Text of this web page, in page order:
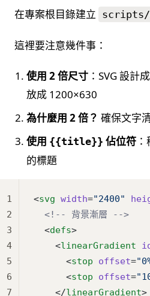
在專案根目錄建立 scripts/
這裡要注意幾件事：
使用 2 倍尺寸 ：SVG 設計
放成 1200×630
為什麼用 2 倍？ 確保文字
使用 {{title}} 佔位符
的標題
<svg width="2400"
  <!-- 背景漸層 -->
  <
defs>
    <
linearGradient
      <
stop offset=
      <
stop offset=
    </
linearGradient>
1
2
3
4
5
6
7